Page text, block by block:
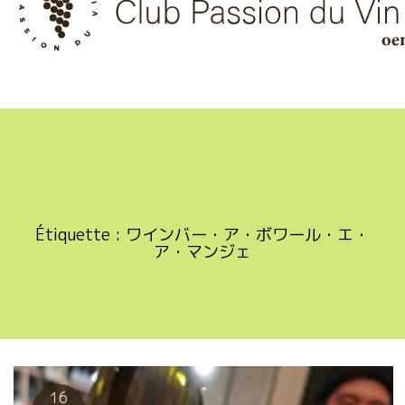
Skip
content
Étiquette : ワインバー・ア・ボワール・エ・
ア・マンジェ
16